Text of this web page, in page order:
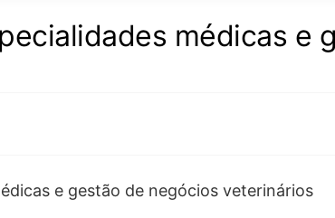
médicas e